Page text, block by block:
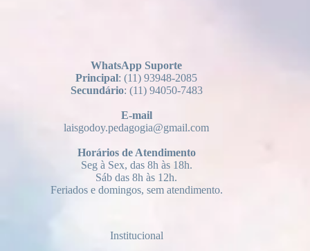
WhatsApp Suporte
Principal: (11) 93948-2085
Secundário: (11) 94050-7483
E-mail
laisgodoy.pedagogia@gmail.com
Horários de Atendimento
Seg à Sex, das 8h às 18h.
Sáb das 8h às 12h.
Feriados e domingos, sem atendimento.
Institucional